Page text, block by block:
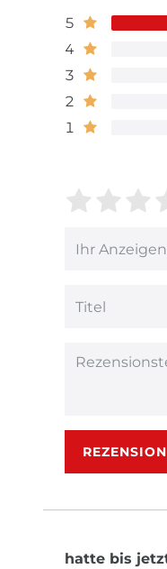
5
4
3
2
1
3
2
von
1
von
Anzeigename
hatte bis